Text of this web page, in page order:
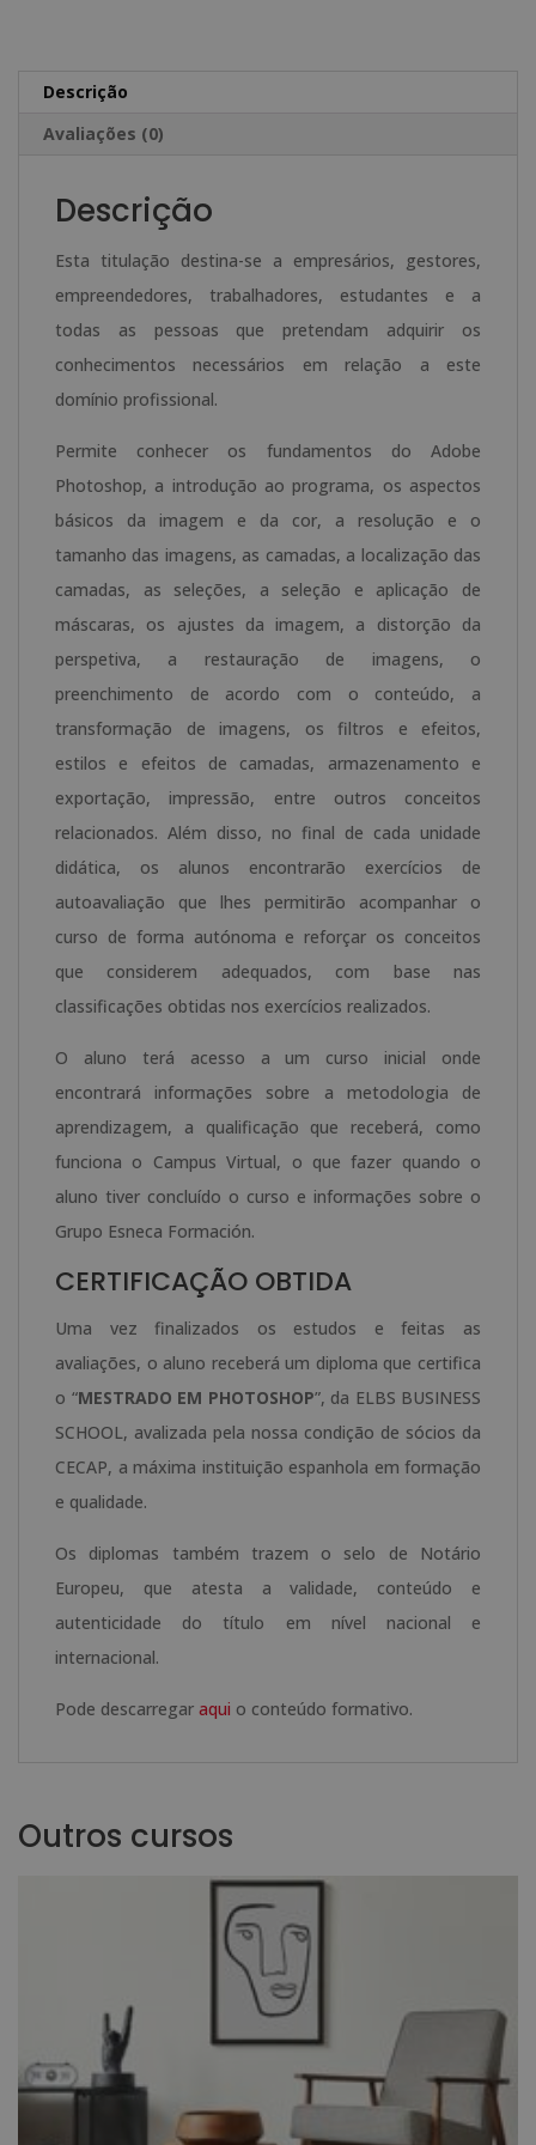
Selo
Europeu
Descrição
Avaliações (0)
Descrição
Esta titulação destina-se a empresários, gestores,
empreendedores, trabalhadores, estudantes e a
todas as pessoas que pretendam adquirir os
conhecimentos necessários em relação a este
domínio profissional.
Permite conhecer os fundamentos do Adobe
Photoshop, a introdução ao programa, os aspectos
básicos da imagem e da cor, a resolução e o
tamanho das imagens, as camadas, a localização das
camadas, as seleções, a seleção e aplicação de
máscaras, os ajustes da imagem, a distorção da
perspetiva, a restauração de imagens, o
preenchimento de acordo com o conteúdo, a
transformação de imagens, os filtros e efeitos,
estilos e efeitos de camadas, armazenamento e
exportação, impressão, entre outros conceitos
relacionados. Além disso, no final de cada unidade
didática, os alunos encontrarão exercícios de
autoavaliação que lhes permitirão acompanhar o
curso de forma autónoma e reforçar os conceitos
que considerem adequados, com base nas
classificações obtidas nos exercícios realizados.
O aluno terá acesso a um curso inicial onde
encontrará informações sobre a metodologia de
aprendizagem, a qualificação que receberá, como
funciona o Campus Virtual, o que fazer quando o
aluno tiver concluído o curso e informações sobre o
Grupo Esneca Formación.
CERTIFICAÇÃO OBTIDA
Uma vez finalizados os estudos e feitas as
avaliações, o aluno receberá um diploma que certifica
o “MESTRADO EM PHOTOSHOP”, da ELBS BUSINESS
SCHOOL, avalizada pela nossa condição de sócios da
CECAP, a máxima instituição espanhola em formação
e qualidade.
Os diplomas também trazem o selo de Notário
Europeu, que atesta a validade, conteúdo e
autenticidade do título em nível nacional e
internacional.
Pode descarregar aqui o conteúdo formativo.
Outros cursos